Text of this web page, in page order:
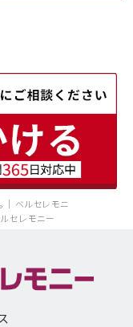
｜ベルセレモニ
セレモニー